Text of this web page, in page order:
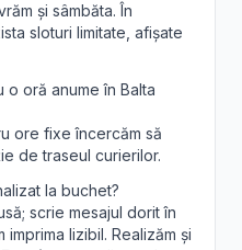
și sâmbăta. În
sloturi limitate, afișate
o oră anume în Balta
ore fixe încercăm să
de traseul curierilor.
la buchet?
scrie mesajul dorit în
lizibil. Realizăm și